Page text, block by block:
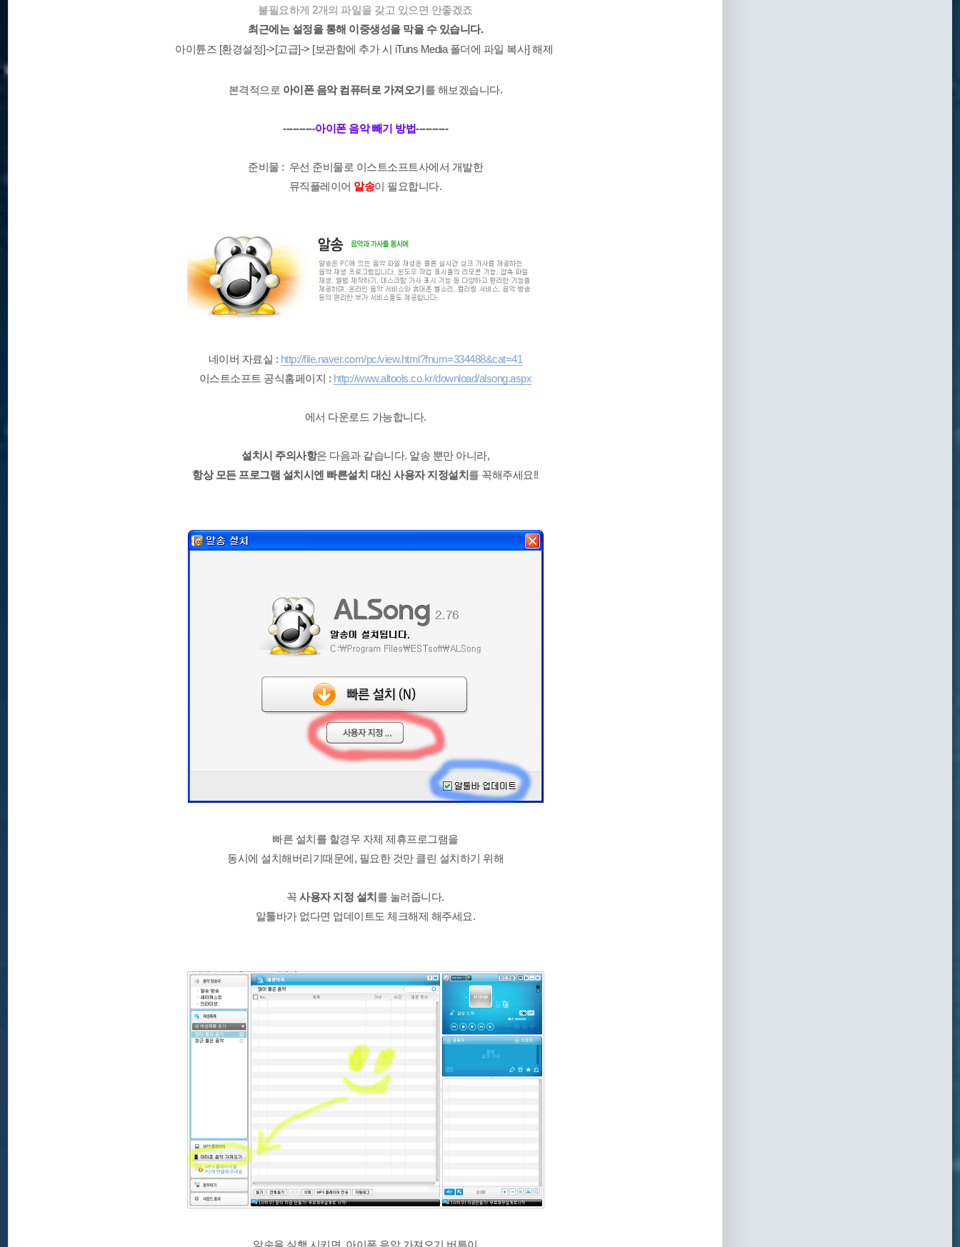
불필요하게 2개의 파일을 갖고 있으면 안좋겠죠
최근에는 설정을 통해 이중생성을 막을 수 있습니다.
아이튠즈 [환경설정]->[고급]-> [보관함에 추가 시 iTuns Media 폴더에 파일 복사] 해제
본격적으로 아이폰 음악 컴퓨터로 가져오기를 해보겠습니다.
----------아이폰 음악 빼기 방법----------
준비물 : 우선 준비물로 이스트소프트사에서 개발한
뮤직플레이어 알송이 필요합니다.
네이버 자료실 : http://file.naver.com/pc/view.html?fnum=334488&cat=41
이스트소프트 공식홈페이지 : http://www.altools.co.kr/download/alsong.aspx
에서 다운로드 가능합니다.
설치시 주의사항은 다음과 같습니다. 알송 뿐만 아니라,
항상 모든 프로그램 설치시엔 빠른설치 대신 사용자 지정설치를 꼭해주세요!!
빠른 설치를 할경우 자체 제휴프로그램을
동시에 설치해버리기때문에, 필요한 것만 클린 설치하기 위해
꼭사용자 지정 설치를 눌러줍니다.
알툴바가 없다면 업데이트도 체크해제 해주세요.
알송을 실행 시키면, 아이폰 음악 가져오기 버튼이